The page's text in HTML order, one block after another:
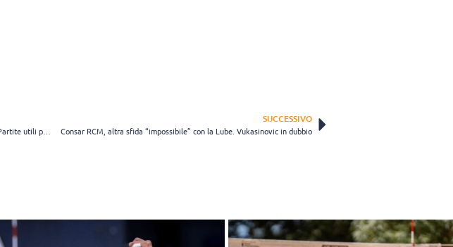
SUCCESSIVO
Consar RCM, altra sfida “impossibile” con la Lube. Vukasinovic in dubbio